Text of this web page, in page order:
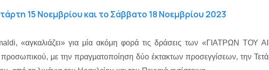
15 Νοεμβρίου και το Σάββατο 18 Νοεμβρίου 2023
«αγκαλιάζει» για μία ακόμη φορά τις δράσεις των «ΓΙΑΤΡΩΝ ΤΟΥ
προσωπικού, με την πραγματοποίηση δύο έκτακτων προσεγγίσεων, την